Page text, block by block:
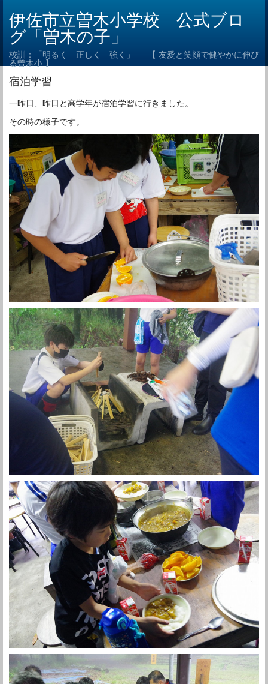
伊佐市立曽木小学校 公式ブロ
グ「曽木の子」
校訓：「明るく 正しく 強く」 【 友愛と笑顔で健やかに伸び
る曽木小 】
宿泊学習
一昨日、昨日と高学年が宿泊学習に行きました。
その時の様子です。